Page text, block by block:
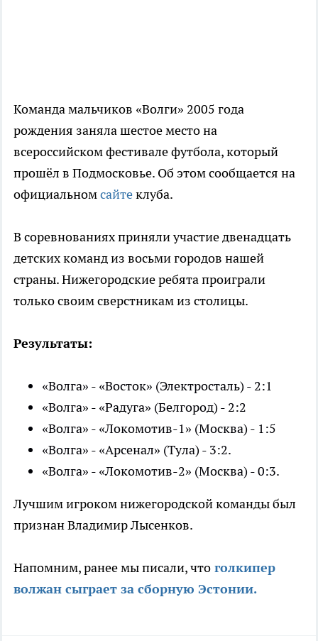
Команда мальчиков «Волги» 2005 года
рождения заняла шестое место на
всероссийском фестивале футбола, который
прошёл в Подмосковье. Об этом сообщается на
официальномсайтеклуба.
В соревнованиях приняли участие двенадцать
детских команд из восьми городов нашей
страны. Нижегородские ребята проиграли
только своим сверстникам из столицы.
Результаты:
«Волга» - «Восток» (Электросталь) - 2:1
«Волга» - «Радуга» (Белгород) - 2:2
«Волга» - «Локомотив-1» (Москва) - 1:5
«Волга» - «Арсенал» (Тула) - 3:2.
«Волга» - «Локомотив-2» (Москва) - 0:3.
Лучшим игроком нижегородской команды был
признан Владимир Лысенков.
Напомним, ранее мы писали, что голкипер
волжан сыграет за сборную Эстонии.